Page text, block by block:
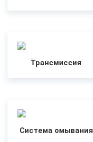
Трансмиссия
Система омывания